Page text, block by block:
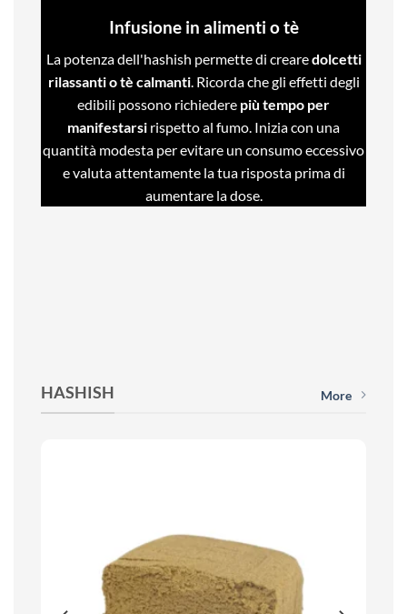
Infusione in alimenti o tè
La potenza dell'hashish permette di crearedolcetti
rilassanti o tè calmanti. Ricorda che gli effetti degli
edibili possono richiedere più tempo per
manifestarsi rispetto al fumo. Inizia con una
quantità modesta per evitare un consumo eccessivo
e valuta attentamente la tua risposta prima di
aumentare la dose.
HASHISH More